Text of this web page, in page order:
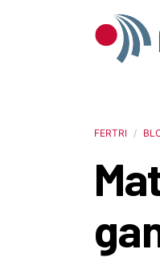
FERTRI